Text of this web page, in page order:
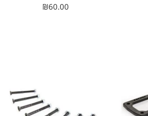
מבצע
₪60.00